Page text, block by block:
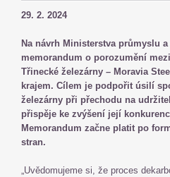
29. 2. 2024
Na návrh Ministerstva průmyslu
memorandum o porozumění
Třinecké železárny – Moravia
krajem. Cílem je podpořit úsilí
železárny při přechodu na
přispěje ke zvýšení její
Memorandum začne platit po
stran.
„Uvědomujeme si, že proces